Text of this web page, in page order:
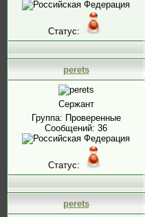
Статус:
perets
Сержант
Группа: Проверенные
Сообщений: 36
Статус:
perets